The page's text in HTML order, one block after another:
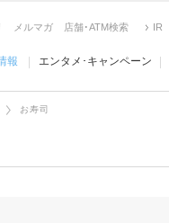
メルマガ 店舗･ATM検索 IR
報 エンタメ･キャンペーン
お寿司